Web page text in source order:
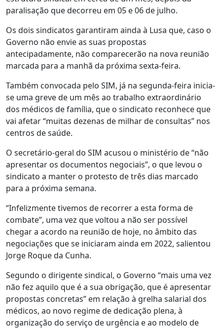
paralisação que decorreu em 05 e 06 de julho.
Os dois sindicatos garantiram ainda à Lusa que, caso o
Governo não envie as suas propostas
antecipadamente, não comparecerão na nova reunião
marcada para a manhã da próxima sexta-feira.
Também convocada pelo SIM, já na segunda-feira inicia-
se uma greve de um mês ao trabalho extraordinário
dos médicos de família, que o sindicato reconhece que
vai afetar “muitas dezenas de milhar de consultas” nos
centros de saúde.
O secretário-geral do SIM acusou o ministério de “não
apresentar os documentos negociais”, o que levou o
sindicato a manter o protesto de três dias marcado
para a próxima semana.
“Infelizmente tivemos de recorrer a esta forma de
combate”, uma vez que voltou a não ser possível
chegar a acordo na reunião de hoje, no âmbito das
negociações que se iniciaram ainda em 2022, salientou
Jorge Roque da Cunha.
Segundo o dirigente sindical, o Governo “mais uma vez
não fez aquilo que é a sua obrigação, que é apresentar
propostas concretas” em relação à grelha salarial dos
médicos, ao novo regime de dedicação plena, à
organização do serviço de urgência e ao modelo de